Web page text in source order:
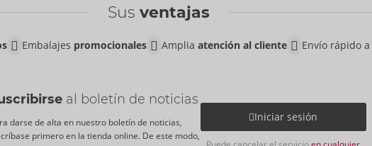
Sus ventajas
Embalajes promocionales Amplia atención al cliente Envío rápido a
al boletín de noticias
darse de alta en nuestro boletín de noticias,
primero en la tienda online. De este modo,
Iniciar sesión